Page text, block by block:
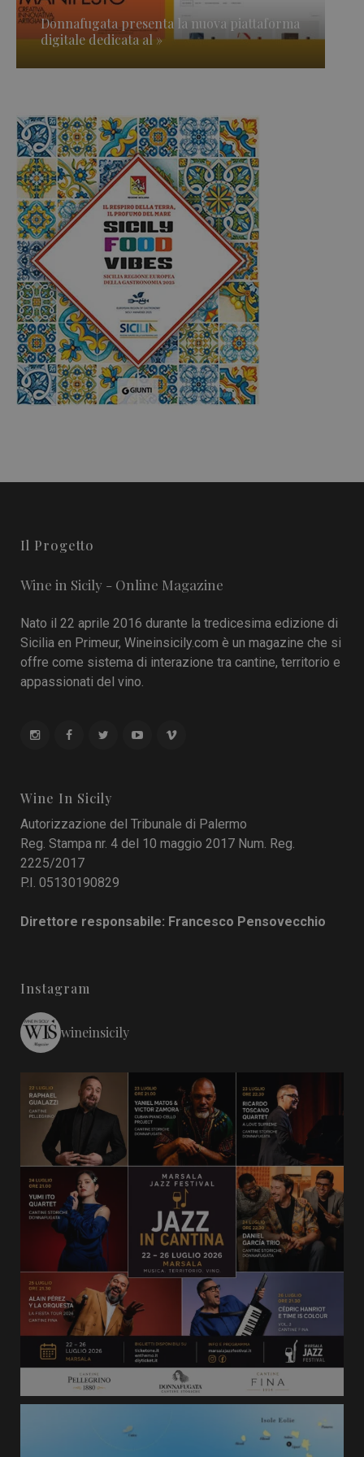
Donnafugata presenta la nuova piattaforma
digitale dedicata al »
Il Progetto
Wine in Sicily - Online Magazine
Nato il 22 aprile 2016 durante la tredicesima edizione di
Sicilia en Primeur, Wineinsicily.com è un magazine che si
offre come sistema di interazione tra cantine, territorio e
appassionati del vino.
Wine In Sicily
Autorizzazione del Tribunale di Palermo
Reg. Stampa nr. 4 del 10 maggio 2017 Num. Reg.
2225/2017
P.I. 05130190829
Direttore responsabile: Francesco Pensovecchio
Instagram
wineinsicily